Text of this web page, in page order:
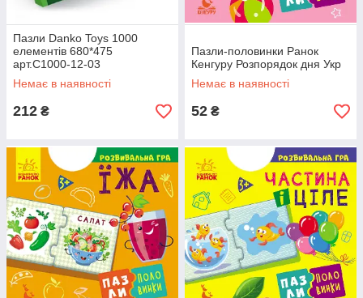
Пазли Danko Toys 1000
елементів 680*475
арт.C1000-12-03
Немає в наявності
212 ₴
Пазли-половинки Ранок
Кенгуру Розпорядок дня Укр
Немає в наявності
52 ₴